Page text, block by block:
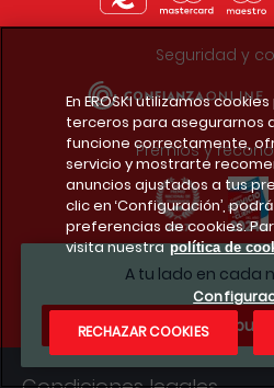
A tu lado en cada
¿Te
Seguridad y
Premios y
Descarga la
En EROSKI utilizamos
terceros para asegurarnos
funcione correctamente,
servicio y mostrarte
anuncios ajustados a tus
clic en ‘Configuración’,
preferencias de cookies.
visita nuestra política de
RECHAZAR COOKIES